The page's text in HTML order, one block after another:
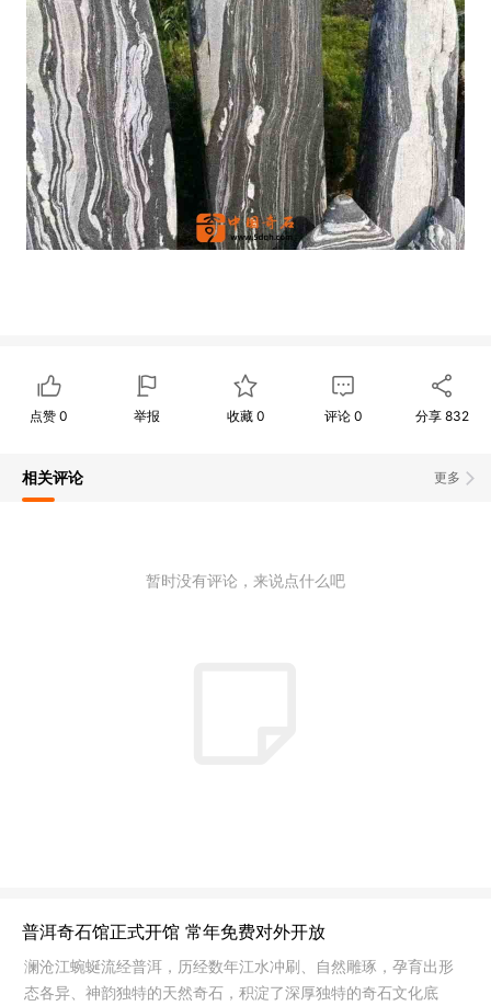
点赞0 举报 收藏 0 评论0 分享 832
更多
相关评论
暂时没有评论，来说点什么吧
普洱奇石馆正式开馆 常年免费对外开放
澜沧江蜿蜒流经普洱，历经数年江水冲刷、自然雕琢，孕育出形
态各异、神韵独特的天然奇石，积淀了深厚独特的奇石文化底